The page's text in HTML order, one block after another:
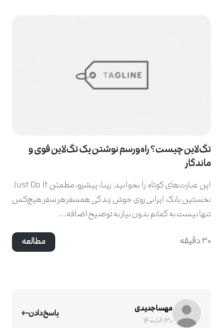
تگ‌لاین چیست؟ راه‌ورسم نوشتن یک تگ‌لاین قوی و
ماندگار
این عبارت‌های کوتاه را بخوانید: زیبا، پیشرو، مطمئن Just Do It
نخستین بانک ایرانی روی خوش زندگی همسفر هر سفر هیچ‌کس
تنها نیست به گمانم بدون نیاز به توضیح اضافه…
30 دقیقه مطالعه
مهسا جدیدی
1400/06/30
پاسخ دادن